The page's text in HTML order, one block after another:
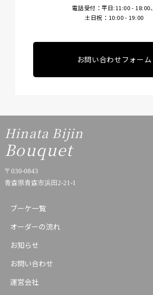
電話受付：平日:11:00 - 18:00、
土日祝：10:00 - 19:00
お問い合わせフォーム
Hinata Bijin
Bouquet
〒030-0843
青森県青森市浜田2-21-1
ブーケ一覧
オーダーの流れ
お知らせ
お問い合わせ
運営会社